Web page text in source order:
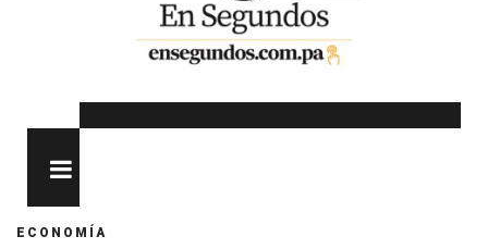
ECONOMÍA